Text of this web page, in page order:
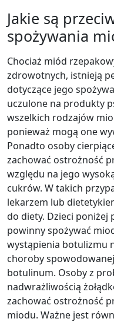
Jakie są
spożywania
Chociaż miód
zdrowotnych, istnieją
dotyczące jego
uczulone na produkty
wszelkich rodzajów
ponieważ mogą one
Ponadto osoby
zachować ostrożność
względu na jego
cukrów. W takich
lekarzem lub
do diety. Dzieci poniżej
powinny spożywać
wystąpienia botulizmu
choroby
botulinum. Osoby z
nadwrażliwością
zachować ostrożność
miodu. Ważne jest